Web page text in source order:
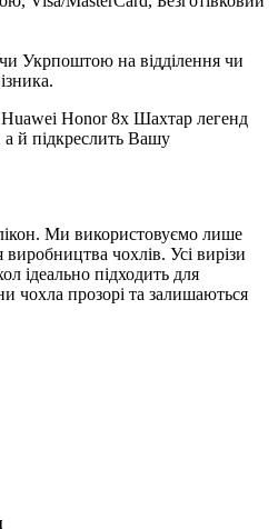
Укрпоштою на відділення чи
Honor 8x Шахтар легенд
й підкреслить Вашу
Ми використовуємо лише
чохлів. Усі вирізи
ідеально підходить для
чохла прозорі та залишаються